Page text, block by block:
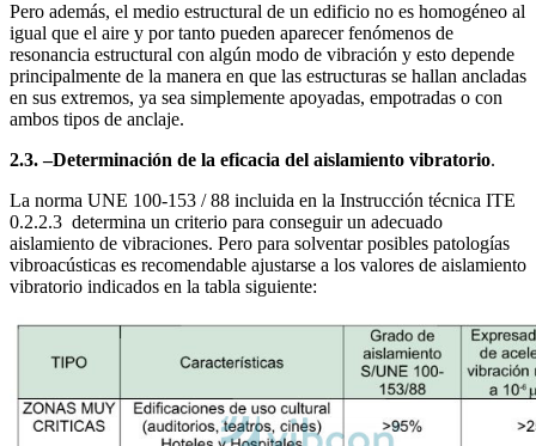
Pero además, el medio estructural de un edificio no es homogéneo al
igual que el aire y por tanto pueden aparecer fenómenos de
resonancia estructural con algún modo de vibración y esto depende
principalmente de la manera en que las estructuras se hallan ancladas
en sus extremos, ya sea simplemente apoyadas, empotradas o con
ambos tipos de anclaje.
2.3. –Determinación de la eficacia del aislamiento vibratorio.
La norma UNE 100-153 / 88 incluida en la Instrucción técnica ITE
0.2.2.3 determina un criterio para conseguir un adecuado
aislamiento de vibraciones. Pero para solventar posibles patologías
vibroacústicas es recomendable ajustarse a los valores de aislamiento
vibratorio indicados en la tabla siguiente: